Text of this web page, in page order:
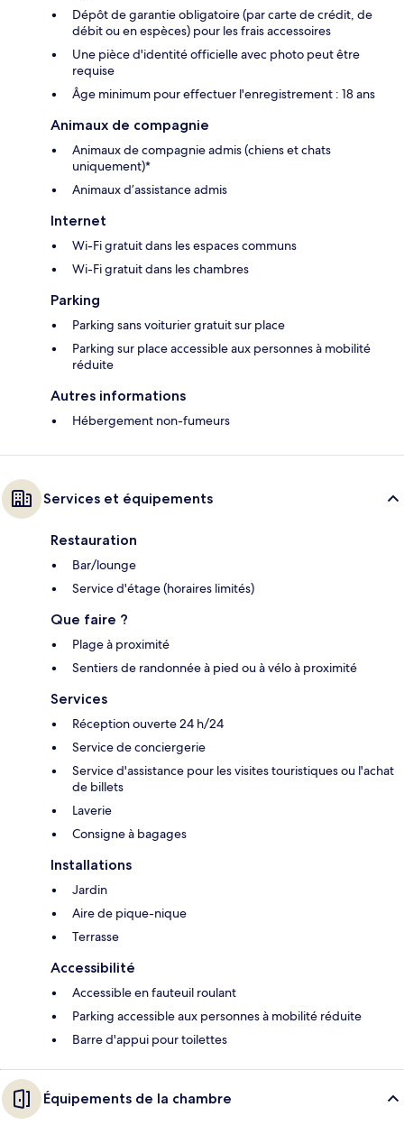
Dépôt de garantie obligatoire (par carte de crédit, de
débit ou en espèces) pour les frais accessoires
Une pièce d'identité officielle avec photo peut être
requise
Âge minimum pour effectuer l'enregistrement : 18 ans
Animaux de compagnie
Animaux de compagnie admis (chiens et chats
uniquement)*
Animaux d’assistance admis
Internet
Wi-Fi gratuit dans les espaces communs
Wi-Fi gratuit dans les chambres
Parking
Parking sans voiturier gratuit sur place
Parking sur place accessible aux personnes à mobilité
réduite
Autres informations
Hébergement non-fumeurs
Services et équipements
Restauration
Bar/lounge
Service d'étage (horaires limités)
Que faire ?
Plage à proximité
Sentiers de randonnée à pied ou à vélo à proximité
Services
Réception ouverte 24 h/24
Service de conciergerie
Service d'assistance pour les visites touristiques ou l'achat
de billets
Laverie
Consigne à bagages
Installations
Jardin
Aire de pique-nique
Terrasse
Accessibilité
Accessible en fauteuil roulant
Parking accessible aux personnes à mobilité réduite
Barre d'appui pour toilettes
Équipements de la chambre